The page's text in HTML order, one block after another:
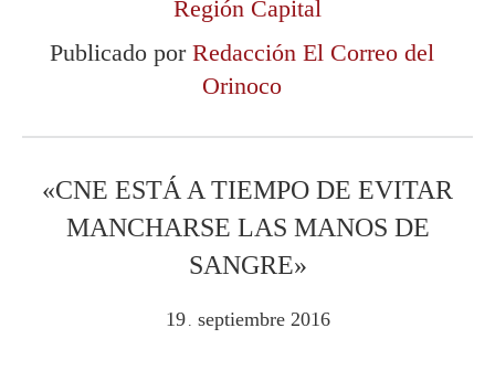
Región Capital
Publicado por Redacción El Correo del
Orinoco
«CNE ESTÁ A TIEMPO DE EVITAR
MANCHARSE LAS MANOS DE
SANGRE»
19 . septiembre 2016